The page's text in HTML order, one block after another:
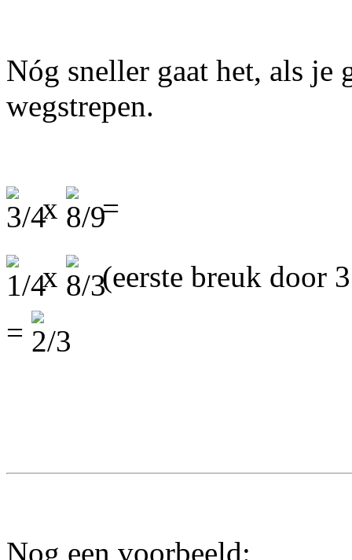
Nóg sneller gaat het, als je
wegstrepen.
x =
x
(eerste breuk door
=
Nog een voorbeeld: